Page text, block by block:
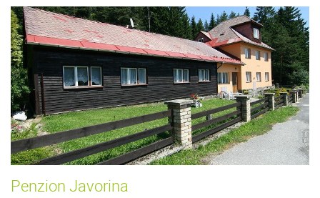
Penzion Javorina